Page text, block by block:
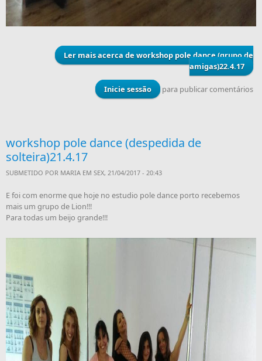
Ler maisacerca de workshop pole dance (grupo de
amigas)22.4.17
Inicie sessão para publicar comentários
workshop pole dance (despedida de
solteira)21.4.17
SUBMETIDO POR MARIA EM SEX, 21/04/2017 - 20:43
E foi com enorme que hoje no estudio pole dance porto recebemos
mais um grupo de Lion!!!
Para todas um beijo grande!!!